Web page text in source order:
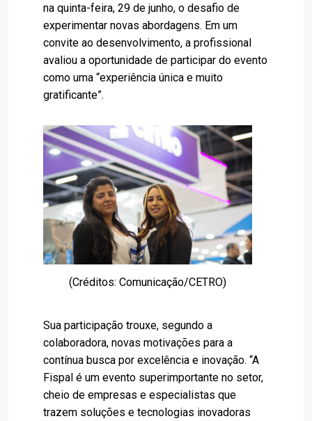
na quinta-feira, 29 de junho, o desafio de
experimentar novas abordagens. Em um
convite ao desenvolvimento, a profissional
avaliou a oportunidade de participar do evento
como uma “experiência única e muito
gratificante”.
(Créditos: Comunicação/CETRO)
Sua participação trouxe, segundo a
colaboradora, novas motivações para a
contínua busca por excelência e inovação. “A
Fispal é um evento superimportante no setor,
cheio de empresas e especialistas que
trazem soluções e tecnologias inovadoras